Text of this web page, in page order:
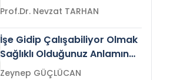
Prof.Dr. Nevzat TARHAN
İşe Gidip Çalışabiliyor Olmak
Sağlıklı Olduğunuz Anlamına
Gelir mi?Zeynep GÜÇLÜCAN